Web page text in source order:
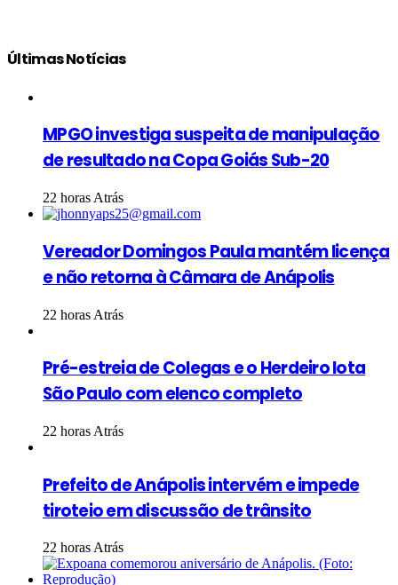
Últimas Notícias
MPGO investiga suspeita de manipulação
de resultado na Copa Goiás Sub-20
22 horas Atrás
Vereador Domingos Paula mantém licença
e não retorna à Câmara de Anápolis
22 horas Atrás
Pré-estreia de Colegas e o Herdeiro lota
São Paulo com elenco completo
22 horas Atrás
Prefeito de Anápolis intervém e impede
tiroteio em discussão de trânsito
22 horas Atrás